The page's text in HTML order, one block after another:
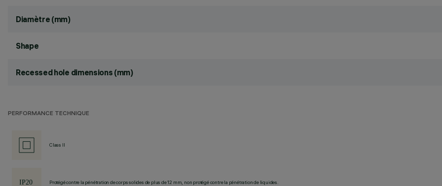
Diamètre (mm)
Shape
Recessed hole dimensions (mm)
PERFORMANCE TECHNIQUE
Class II
Protégé contre la pénétration de corps solides de plus de 12 mm, non protégé contre la pénétration de liquides.